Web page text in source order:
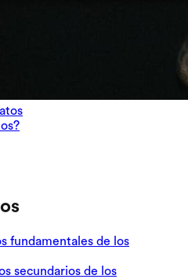
fundamentales de los
secundarios de los